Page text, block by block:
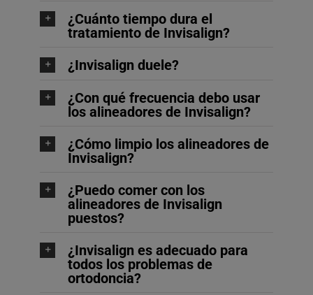
¿Cuánto tiempo dura el
tratamiento de Invisalign?
¿Invisalign duele?
¿Con qué frecuencia debo usar
los alineadores de Invisalign?
¿Cómo limpio los alineadores de
Invisalign?
¿Puedo comer con los
alineadores de Invisalign
puestos?
¿Invisalign es adecuado para
todos los problemas de
ortodoncia?